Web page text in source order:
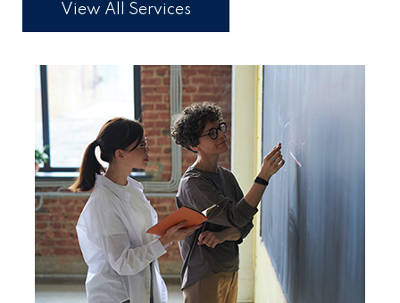
View All Services